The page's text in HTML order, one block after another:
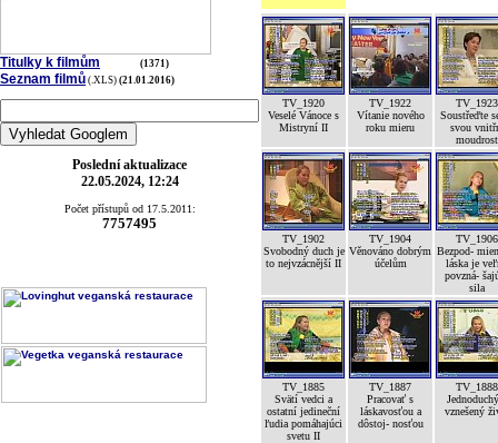
Titulky k filmům (1371)
Seznam filmů (.XLS) (21.01.2016)
Poslední aktualizace
22.05.2024, 12:24
Počet přístupů od 17.5.2011:
7757495
TV_1920
Veselé Vánoce s
Mistryní II
TV_1922
Vítanie nového
roku mieru
TV_1923
Soustřeďte
svou
moudrost
TV_1902
Svobodný duch je
to nejvzácnější II
TV_1904
Věnováno dobrým
účelům
TV_1906
Bezpod-
láska je
povzná-
sila
TV_1885
Svätí vedci a
ostatní jedineční
ľudia pomáhajúci
svetu II
TV_1887
Pracovať s
láskavosťou a
dôstoj- nosťou
TV_1888
vznešený